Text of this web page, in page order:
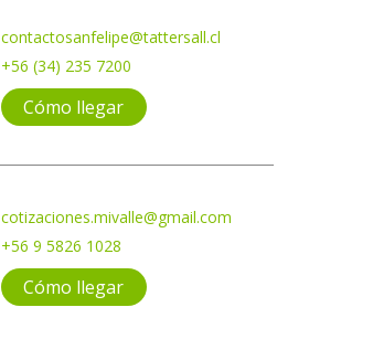
contactosanfelipe@tattersall.cl
+56 (34) 235 7200
Cómo llegar
cotizaciones.mivalle@gmail.com
+56 9 5826 1028
Cómo llegar